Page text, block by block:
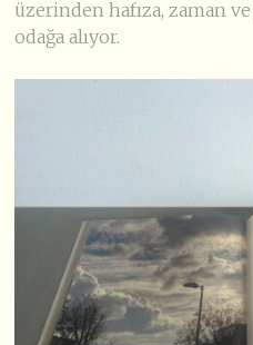
üzerinden hafıza, zaman
odağa alıyor.